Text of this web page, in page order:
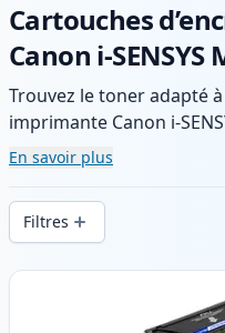
Cartouches
Canon i-SENSYS
Trouvez le toner adapté
imprimante Canon i-
notre gamme de
et haute capacité.
d’impression constante et
rapide depuis un stock
En savoir plus
Filtres
Produits